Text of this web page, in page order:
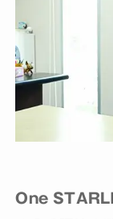
One